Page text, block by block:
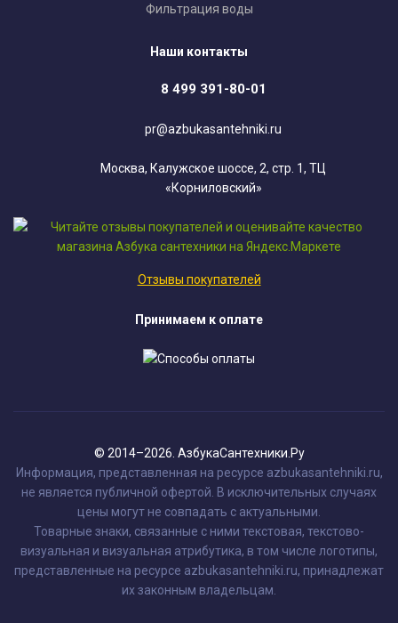
Фильтрация воды
Наши контакты
8 499 391-80-01
pr@azbukasantehniki.ru
Москва, Калужское шоссе, 2, стр. 1, ТЦ
«Корниловский»
Отзывы покупателей
Принимаем к оплате
© 2014–2026. АзбукаСантехники.Ру
Информация, представленная на ресурсе azbukasantehniki.ru,
не является публичной офертой. В исключительных случаях
цены могут не совпадать с актуальными.
Товарные знаки, связанные с ними текстовая, текстово-
визуальная и визуальная атрибутика, в том числе логотипы,
представленные на ресурсе azbukasantehniki.ru, принадлежат
их законным владельцам.